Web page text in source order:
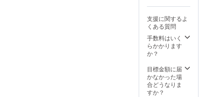
下記に
定める
基本 利
用時間
にてご
利用く
スペー
ス利用
＞ ・日
支援に関するよ
くある質問
手数料はいく
らかかります
か？
目標金額に届
かなかった場
合どうなりま
すか？